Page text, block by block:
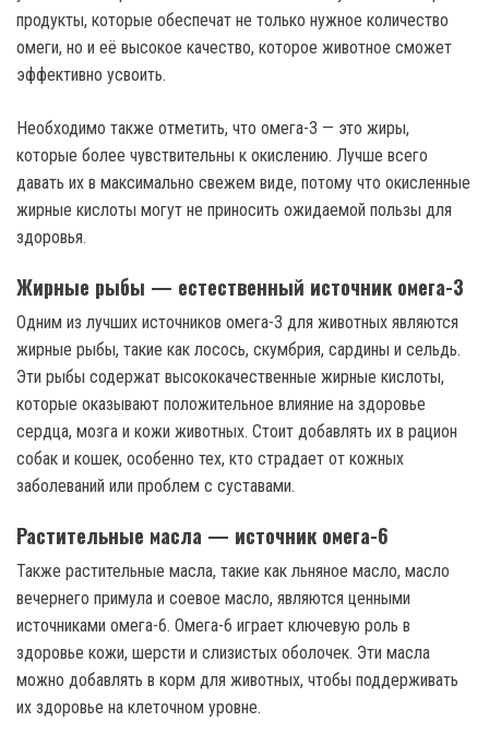
продукты, которые обеспечат не только нужное количество
омеги, но и её высокое качество, которое животное сможет
эффективно усвоить.
Необходимо также отметить, что омега-3 — это жиры,
которые более чувствительны к окислению. Лучше всего
давать их в максимально свежем виде, потому что окисленные
жирные кислоты могут не приносить ожидаемой пользы для
здоровья.
Жирные рыбы — естественный источник омега-3
Одним из лучших источников омега-3 для животных являются
жирные рыбы, такие как лосось, скумбрия, сардины и сельдь.
Эти рыбы содержат высококачественные жирные кислоты,
которые оказывают положительное влияние на здоровье
сердца, мозга и кожи животных. Стоит добавлять их в рацион
собак и кошек, особенно тех, кто страдает от кожных
заболеваний или проблем с суставами.
Растительные масла — источник омега-6
Также растительные масла, такие как льняное масло, масло
вечернего примула и соевое масло, являются ценными
источниками омега-6. Омега-6 играет ключевую роль в
здоровье кожи, шерсти и слизистых оболочек. Эти масла
можно добавлять в корм для животных, чтобы поддерживать
их здоровье на клеточном уровне.